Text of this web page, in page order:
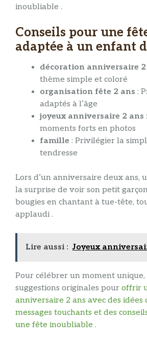
inoubliable .
Conseils pour une
adaptée à un enfant
décoration anniversaire 2
thème simple et coloré
organisation fête 2 ans :
adaptés à l’âge
joyeux anniversaire 2 ans
moments forts en photos
famille : Privilégier la
tendresse
Lors d’un anniversaire deux ans,
la surprise de voir son petit
bougies en chantant à tue-tête,
applaudi .
Lire aussi : Joyeux
Pour célébrer un moment unique,
suggestions originales pour offrir
anniversaire 2 ans avec des idées
messages touchants et des
une fête inoubliable .